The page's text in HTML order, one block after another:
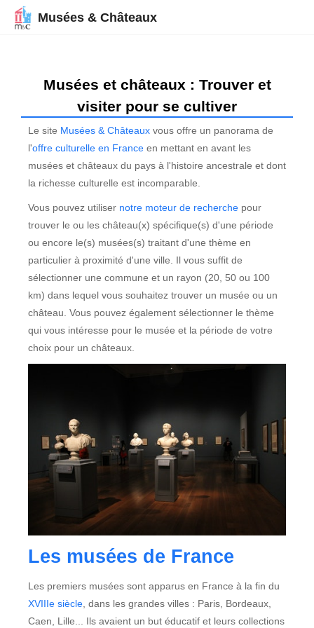
Musées & Châteaux
Musées et châteaux : Trouver et
visiter pour se cultiver
Le site Musées & Châteaux vous offre un panorama de
l'offre culturelle en France en mettant en avant les
musées et châteaux du pays à l'histoire ancestrale et dont
la richesse culturelle est incomparable.
Vous pouvez utiliser notre moteur de recherche pour
trouver le ou les château(x) spécifique(s) d'une période
ou encore le(s) musées(s) traitant d'une thème en
particulier à proximité d'une ville. Il vous suffit de
sélectionner une commune et un rayon (20, 50 ou 100
km) dans lequel vous souhaitez trouver un musée ou un
château. Vous pouvez également sélectionner le thème
qui vous intéresse pour le musée et la période de votre
choix pour un châteaux.
Les musées de France
Les premiers musées sont apparus en France à la fin du
XVIIIe siècle, dans les grandes villes : Paris, Bordeaux,
Caen, Lille... Ils avaient un but éducatif et leurs collections